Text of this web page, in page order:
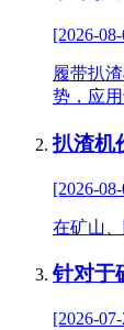
[2026-
履带扒
势，应
扒渣机
[2026-
在矿山
针对于
[2026-